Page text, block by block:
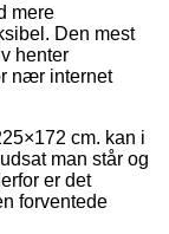
mere
Den mest
henter
nær internet
cm. kan i
man står og
er det
forventede